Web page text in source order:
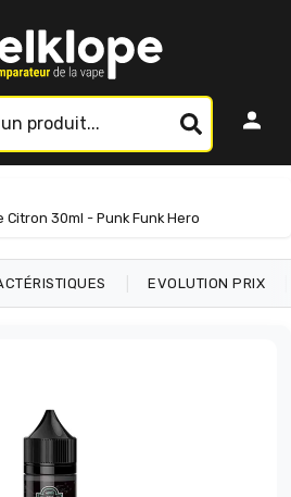
30ml - Punk Funk Hero
EVOLUTION PRIX